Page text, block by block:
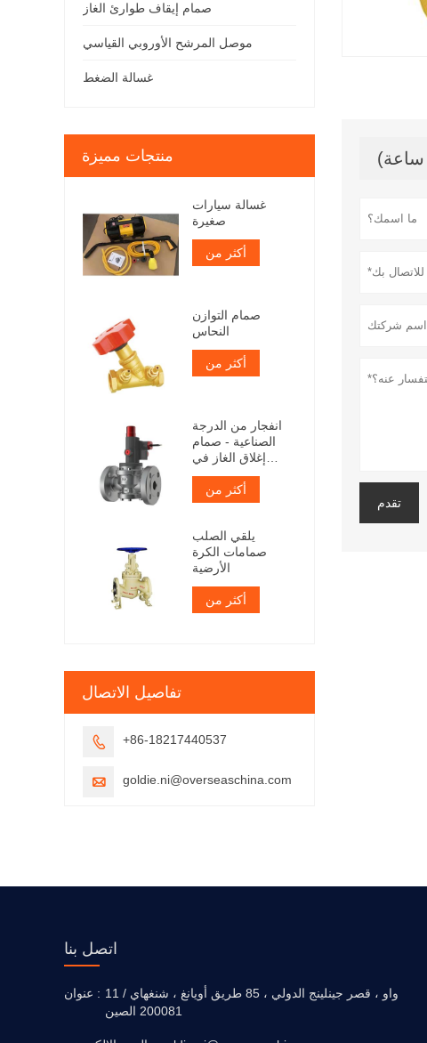
تقدم
صمام إيقاف طوارئ الغاز
موصل المرشح الأوروبي القياسي
غسالة الضغط
منتجات مميزة
غسالة سيارات
صغيرة
أكثر من
صمام التوازن
النحاس
أكثر من
انفجار من الدرجة
الصناعية - صمام
إغلاق الغاز في
حالات الطوارئ
والدليل
أكثر من
يلقي الصلب
صمامات الكرة
الأرضية
أكثر من
تفاصيل الاتصال
 +86-18217440537
 goldie.ni@overseaschina.com
اتصل بنا
عنوان : 11 / واو ، قصر جينلينج الدولي ، 85 طريق أويانغ ، شنغهاي
200081 الصين